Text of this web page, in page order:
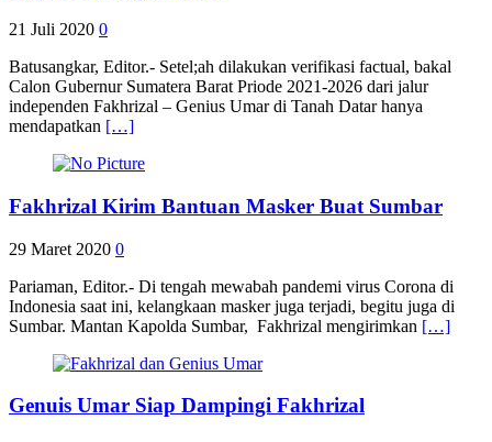
21 Juli 2020 0
Batusangkar, Editor.- Setel;ah dilakukan verifikasi factual, bakal
Calon Gubernur Sumatera Barat Priode 2021-2026 dari jalur
independen Fakhrizal – Genius Umar di Tanah Datar hanya
mendapatkan […]
Fakhrizal Kirim Bantuan Masker Buat Sumbar
29 Maret 2020 0
Pariaman, Editor.- Di tengah mewabah pandemi virus Corona di
Indonesia saat ini, kelangkaan masker juga terjadi, begitu juga di
Sumbar. Mantan Kapolda Sumbar, Fakhrizal mengirimkan […]
Genuis Umar Siap Dampingi Fakhrizal